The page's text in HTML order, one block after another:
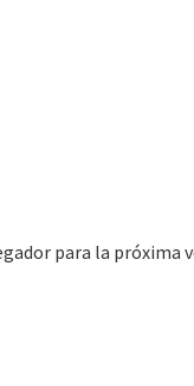
para la próxima